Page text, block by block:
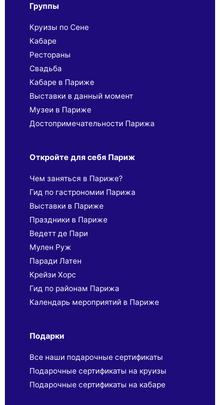
Группы
Круизы по Сене
Кабаре
Рестораны
Свадьба
Кабаре в Париже
Выставки в данный момент
Музеи в Париже
Достопримечательности Парижа
Откройте для себя Париж
Чем заняться в Париже?
Гид по гастрономии Парижа
Выставки в Париже
Праздники в Париже
Ведетт де Пари
Мулен Руж
Паради Латен
Крейзи Хорс
Гид по районам Парижа
Календарь мероприятий в Париже
Подарки
Все наши подарочные сертификаты
Подарочные сертификаты на круизы
Подарочные сертификаты на кабаре